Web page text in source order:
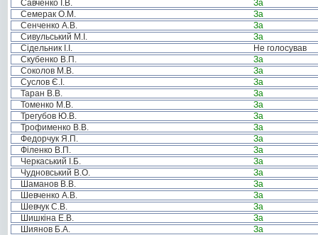
Савченко І.В.
За
Семерак О.М.
За
Сенченко А.В.
За
Сивульський М.І.
За
Сідельник І.І.
Не голосував
Скубенко В.П.
За
Соколов М.В.
За
Суслов Є.І.
За
Таран В.В.
За
Томенко М.В.
За
Трегубов Ю.В.
За
Трофименко В.В.
За
Федорчук Я.П.
За
Філенко В.П.
За
Черкаський І.Б.
За
Чудновський В.О.
За
Шаманов В.В.
За
Шевченко А.В.
За
Шевчук С.В.
За
Шишкіна Е.В.
За
Шиянов Б.А.
За